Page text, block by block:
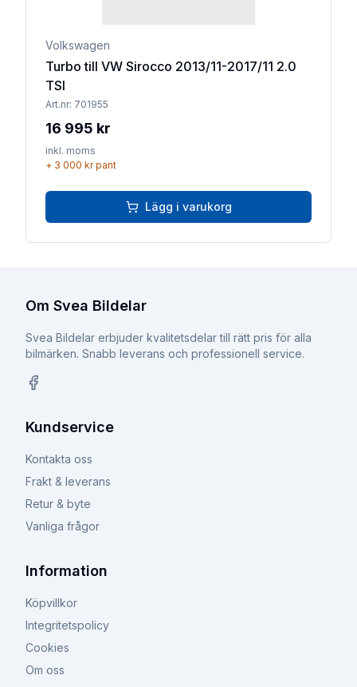
Volkswagen
Turbo till VW Sirocco 2013/11-2017/11 2.0
TSI
Art.nr: 701955
16 995 kr
inkl. moms
+ 3 000 krpant
Lägg i varukorg
Om Svea Bildelar
Svea Bildelar erbjuder kvalitetsdelar till rätt pris för alla
bilmärken. Snabb leverans och professionell service.
Kundservice
Kontakta oss
Frakt & leverans
Retur & byte
Vanliga frågor
Information
Köpvillkor
Integritetspolicy
Cookies
Om oss